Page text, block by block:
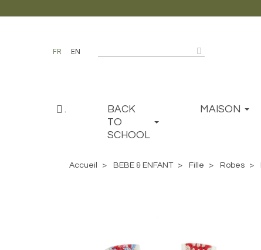
FR EN
.
BACK
TO
SCHOOL
MAISON
Accueil BEBE & ENFANT Fille Robes